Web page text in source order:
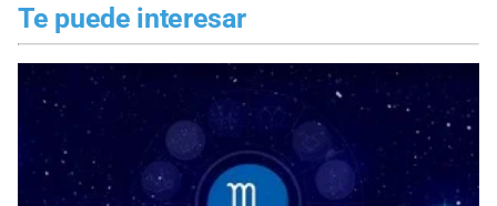
Te puede interesar